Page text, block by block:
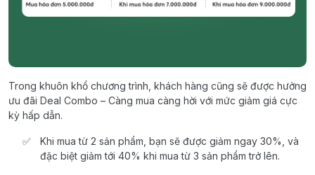
Trong khuôn khổ chương trình, khách hàng cũng sẽ được hưởng
ưu đãi Deal Combo – Càng mua càng hời với mức giảm giá cực
kỳ hấp dẫn.
Khi mua từ 2 sản phẩm, bạn sẽ được giảm ngay 30%, và
đặc biệt giảm tới 40% khi mua từ 3 sản phẩm trở lên.